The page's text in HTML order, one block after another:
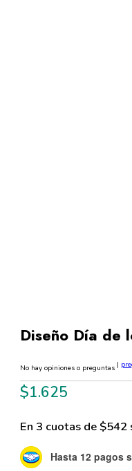
Diseño Día de
No hay opiniones o preguntas |
$1.625
En 3 cuotas de $542
Hasta 12 pagos